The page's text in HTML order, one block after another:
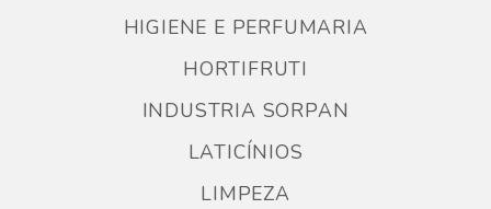
HIGIENE E PERFUMARIA
HORTIFRUTI
INDUSTRIA SORPAN
LATICÍNIOS
LIMPEZA